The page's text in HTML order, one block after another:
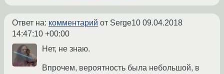
Ответ на: комментарий от Serge10 09.04.2018
14:47:10 +00:00
Нет, не знаю.
Впрочем, вероятность была небольшой, в